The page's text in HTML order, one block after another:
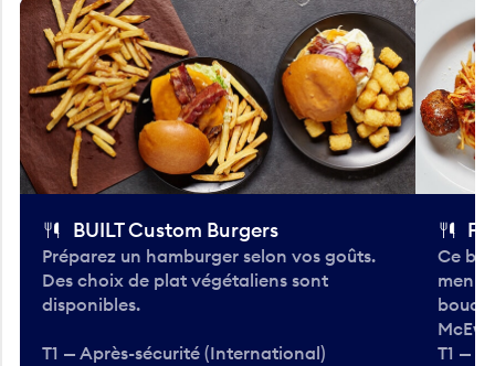
BUILT Custom Burgers
Préparez un hamburger selon vos goûts.
Des choix de plat végétaliens sont
disponibles.
T1 — Après-sécurité (International)
Ce
menu
T1 —